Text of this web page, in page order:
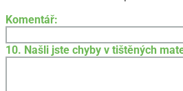
Komentář:
10. Našli jste chyby v tištěných